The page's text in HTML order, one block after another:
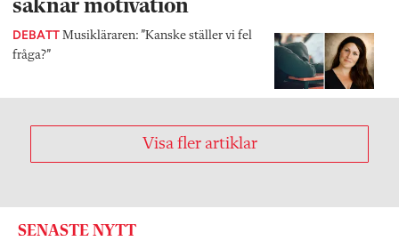
saknar motivation
DEBATT Musikläraren: ”Kanske ställer vi fel
fråga?”
Visa fler artiklar
SENASTE NYTT